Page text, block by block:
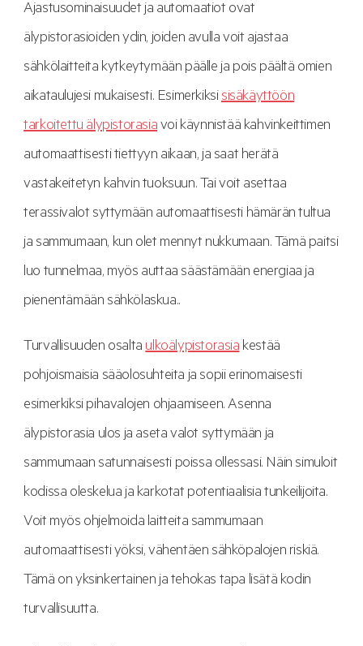
Ajastusominaisuudet ja automaatiot ovat
älypistorasioiden ydin, joiden avulla voit ajastaa
sähkölaitteita kytkeytymään päälle ja pois päältä omien
aikataulujesi mukaisesti. Esimerkiksi sisäkäyttöön
tarkoitettu älypistorasia voi käynnistää kahvinkeittimen
automaattisesti tiettyyn aikaan, ja saat herätä
vastakeitetyn kahvin tuoksuun. Tai voit asettaa
terassivalot syttymään automaattisesti hämärän tultua
ja sammumaan, kun olet mennyt nukkumaan. Tämä paitsi
luo tunnelmaa, myös auttaa säästämään energiaa ja
pienentämään sähkölaskua..
Turvallisuuden osaltaulkoälypistorasiakestää
pohjoismaisia sääolosuhteita ja sopii erinomaisesti
esimerkiksi pihavalojen ohjaamiseen. Asenna
älypistorasia ulos ja aseta valot syttymään ja
sammumaan satunnaisesti poissa ollessasi. Näin simuloit
kodissa oleskelua ja karkotat potentiaalisia tunkeilijoita.
Voit myös ohjelmoida laitteita sammumaan
automaattisesti yöksi, vähentäen sähköpalojen riskiä.
Tämä on yksinkertainen ja tehokas tapa lisätä kodin
turvallisuutta.